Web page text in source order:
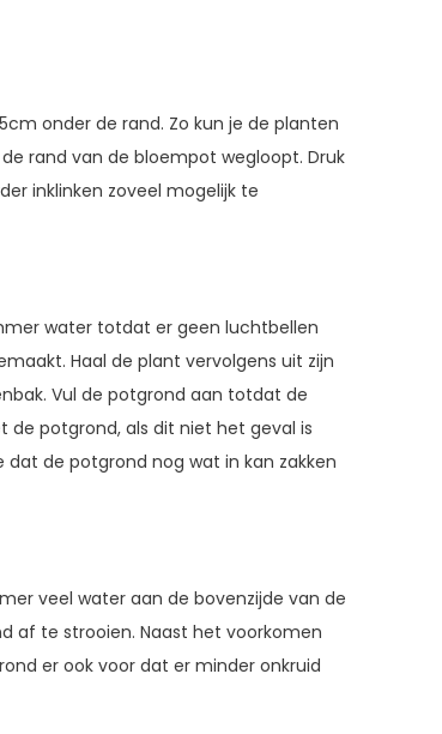
onder de rand. Zo kun je de planten
rand van de bloempot wegloopt. Druk
inklinken zoveel mogelijk te
water totdat er geen luchtbellen
Haal de plant vervolgens uit zijn
Vul de potgrond aan totdat de
potgrond, als dit niet het geval is
de potgrond nog wat in kan zakken
veel water aan de bovenzijde van de
af te strooien. Naast het voorkomen
er ook voor dat er minder onkruid